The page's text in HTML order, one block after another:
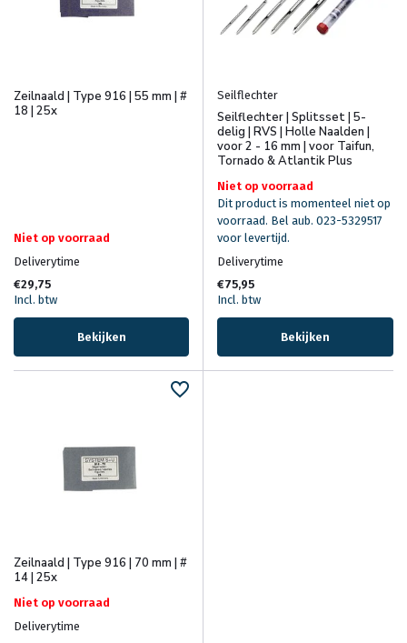
Zeilnaald | Type 916 | 55 mm | #
18 | 25x
Niet op voorraad
Deliverytime
€29,75
Incl. btw
Bekijken
Seilflechter
Seilflechter | Splitsset | 5-
delig | RVS | Holle Naalden |
voor 2 - 16 mm | voor Taifun,
Tornado & Atlantik Plus
Niet op voorraad
Dit product is momenteel niet op
voorraad. Bel aub. 023-5329517
voor levertijd.
Deliverytime
€75,95
Incl. btw
Bekijken
Zeilnaald | Type 916 | 70 mm | #
14 | 25x
Niet op voorraad
Deliverytime